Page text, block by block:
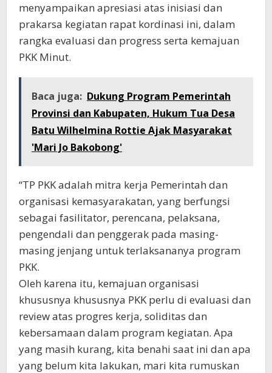
menyampaikan apresiasi atas inisiasi dan
prakarsa kegiatan rapat kordinasi ini, dalam
rangka evaluasi dan progress serta kemajuan
PKK Minut.
Baca juga: Dukung Program Pemerintah
Provinsi dan Kabupaten, Hukum Tua Desa
Batu Wilhelmina Rottie Ajak Masyarakat
'Mari Jo Bakobong'
“TP PKK adalah mitra kerja Pemerintah dan
organisasi kemasyarakatan, yang berfungsi
sebagai fasilitator, perencana, pelaksana,
pengendali dan penggerak pada masing-
masing jenjang untuk terlaksananya program
PKK.
Oleh karena itu, kemajuan organisasi
khususnya khususnya PKK perlu di evaluasi dan
review atas progres kerja, soliditas dan
kebersamaan dalam program kegiatan. Apa
yang masih kurang, kita benahi saat ini dan apa
yang belum kita lakukan, mari kita rumuskan